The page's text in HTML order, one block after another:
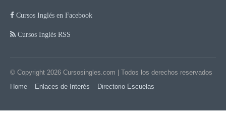
Cursos Inglés en Facebook
Cursos Inglés RSS
© Copyright 2026 Cursosingles.com | Todos los derechos reservados
Home
Enlaces de Interés Directorio Escuelas